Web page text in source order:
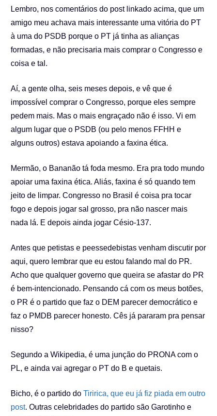
Lembro, nos comentários do post linkado acima, que um
amigo meu achava mais interessante uma vitória do PT
à uma do PSDB porque o PT já tinha as alianças
formadas, e não precisaria mais comprar o Congresso e
coisa e tal.
Aí, a gente olha, seis meses depois, e vê que é
impossível comprar o Congresso, porque eles sempre
pedem mais. Mas o mais engraçado não é isso. Vi em
algum lugar que o PSDB (ou pelo menos FFHH e
alguns outros) estava apoiando a faxina ética.
Mermão, o Bananão tá foda mesmo. Era pra todo mundo
apoiar uma faxina ética. Aliás, faxina é só quando tem
jeito de limpar. Congresso no Brasil é coisa pra tocar
fogo e depois jogar sal grosso, pra não nascer mais
nada lá. E depois ainda jogar Césio-137.
Antes que petistas e peessedebistas venham discutir por
aqui, quero lembrar que eu estou falando mal do PR.
Acho que qualquer governo que queira se afastar do PR
é bem-intencionado. Pensando cá com os meus botões,
o PR é o partido que faz o DEM parecer democrático e
faz o PMDB parecer honesto. Cês já pararam pra pensar
nisso?
Segundo a Wikipedia, é uma junção do PRONA com o
PL, e ainda vai agregar o PT do B e quetais.
Bicho, é o partido do Tiririca, que eu já fiz piada em outro
post. Outras celebridades do partido são Garotinho e